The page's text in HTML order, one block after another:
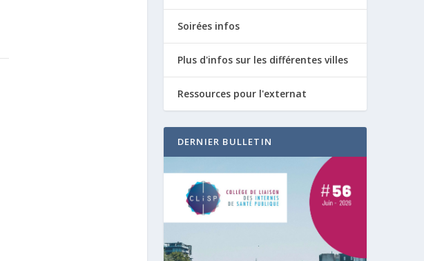
Soirées infos
Plus d'infos sur les différentes villes
Ressources pour l'externat
DERNIER BULLETIN